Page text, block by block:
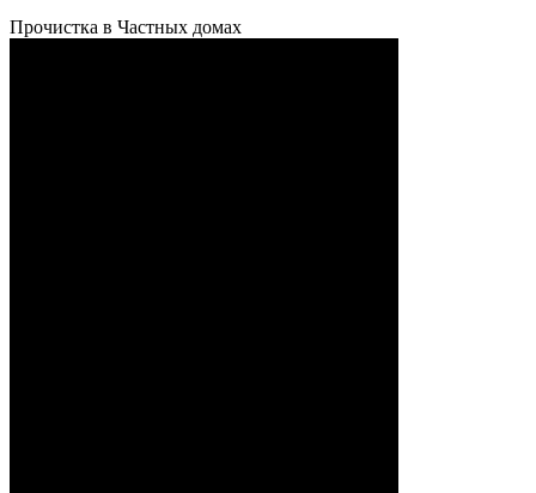
Прочистка в Частных домах